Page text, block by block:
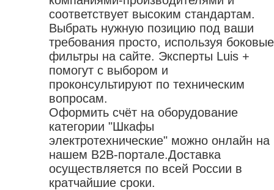
соответствует высоким стандартам.
Выбрать нужную позицию под ваши
требования просто, используя боковые
фильтры на сайте. Эксперты Luis +
помогут с выбором и
проконсультируют по техническим
вопросам.
Оформить счёт на оборудование
категории "Шкафы
электротехнические" можно онлайн на
нашем B2B-портале.Доставка
осуществляется по всей России в
кратчайшие сроки.